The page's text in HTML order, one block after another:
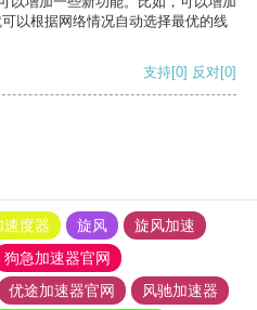
以根据网络情况自动选择最优的线
支持[0] 反对[0]
速度器 旋风
旋风加速
狗急加速器官网
优途加速器官网 风驰加速器